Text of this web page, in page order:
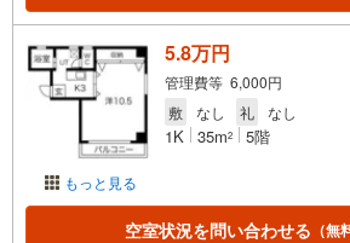
もっと見る
5.8万円
管理費等 6,000円
敷
なし 礼 なし
1K 35m2 5階
空室状況を問い合わせる （無